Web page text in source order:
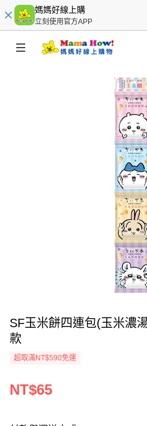
媽媽好線上購
立刻使用官方APP
SF玉米餅四連包(玉米濃
款
超取滿NT$590免運
NT$65